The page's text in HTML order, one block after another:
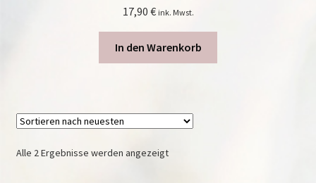
17,90 € ink. Mwst.
In den Warenkorb
Alle 2 Ergebnisse werden angezeigtNach